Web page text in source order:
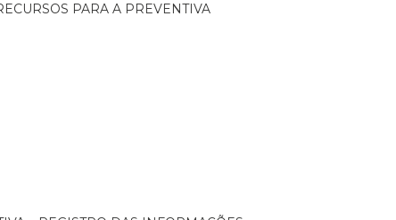
PARA A PREVENTIVA